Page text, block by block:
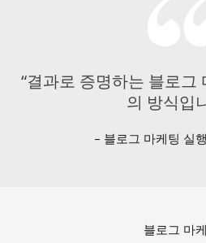
“결과로 증명하는 블로그
의 방식입
– 블로그 마케팅 실
블로그 마